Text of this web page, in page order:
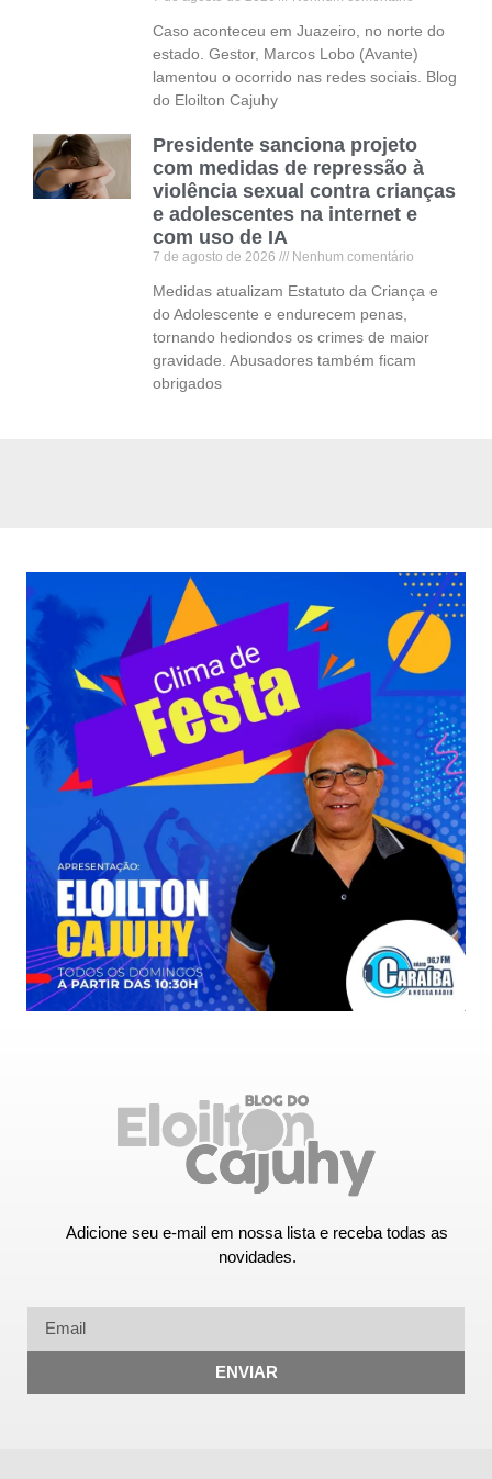
Caso aconteceu em Juazeiro, no norte do
estado. Gestor, Marcos Lobo (Avante)
lamentou o ocorrido nas redes sociais. Blog
do Eloilton Cajuhy
Presidente sanciona projeto
com medidas de repressão à
violência sexual contra crianças
e adolescentes na internet e
com uso de IA
7 de agosto de 2026 Nenhum comentário
Medidas atualizam Estatuto da Criança e
do Adolescente e endurecem penas,
tornando hediondos os crimes de maior
gravidade. Abusadores também ficam
obrigados
Adicione seu e-mail em nossa lista e receba todas as
novidades.
ENVIAR